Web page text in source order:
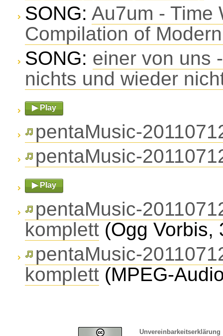
SONG: Au7um - Time
Compilation of
SONG: einer von uns
nichts und wieder
▶ Play
pentaMusic-
pentaMusic-
▶ Play
pentaMusic-
komplett (Ogg Vorbis,
pentaMusic-
komplett (MPEG-
Unvereinbarkeitserklärung